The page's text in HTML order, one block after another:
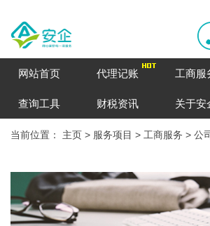
网站首页 代理记账 工商服
查询工具 财税资讯 关于安
当前位置： 主页 > 服务项目 > 工商服务 > 公